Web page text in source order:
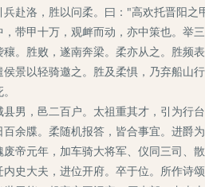
赴洛，胜以问柔。曰："高欢托晋阳
带甲十万，观衅而动，亦中策也。
胜败，遂南奔梁。柔亦从之。胜频
景以轻骑邀之。胜及柔惧，乃弃船山
，邑二百户。太祖重其才，引为行
余牒。柔随机报答，皆合事宜。进
帝元年，加车骑大将军、仪同三司、
大夫，进位开府。卒于位。所作诗